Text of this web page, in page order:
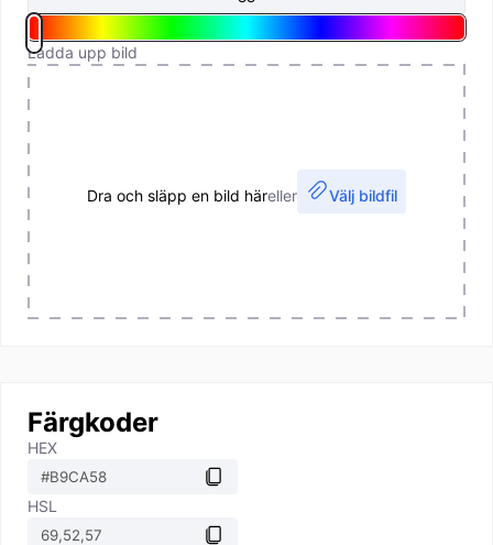
Ladda upp bild
Dra och släpp en bild häreller Välj bildfil
Färgkoder
HEX
HSL